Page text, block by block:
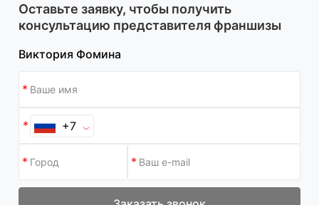
Оставьте заявку, чтобы получить
консультацию представителя франшизы
Виктория Фомина
+7